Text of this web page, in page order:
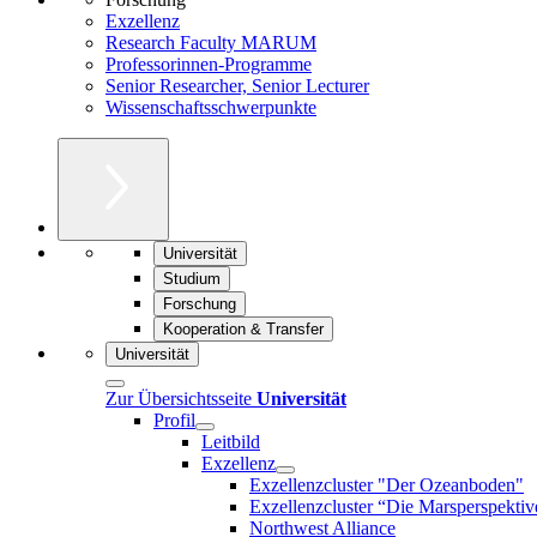
Exzellenz
Research Faculty MARUM
Professorinnen-Programme
Senior Researcher, Senior Lecturer
Wissenschaftsschwerpunkte
Universität
Studium
Forschung
Kooperation & Transfer
Universität
Zur Übersichtsseite Universität
Profil
Leitbild
Exzellenz
Exzellenzcluster "Der Ozeanboden"
Exzellenzcluster “Die
Northwest Alliance